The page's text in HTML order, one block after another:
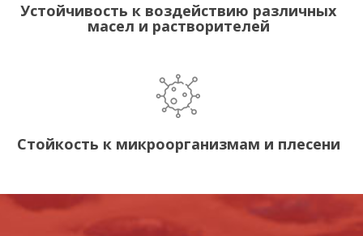
Устойчивость к воздействию различных
масел и растворителей
Стойкость к микроорганизмам и плесени